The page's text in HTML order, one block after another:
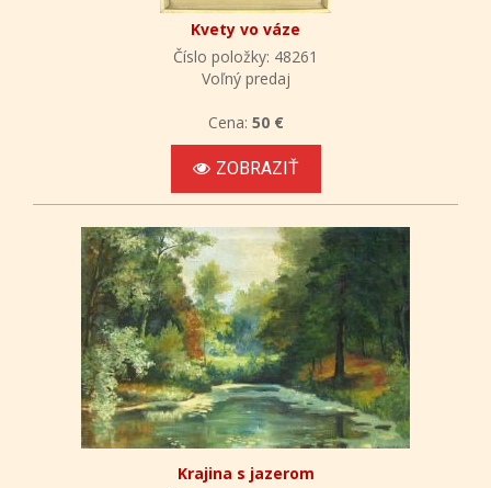
Kvety vo váze
Číslo položky: 48261
Voľný predaj
Cena: 50 €
ZOBRAZIŤ
Krajina s jazerom